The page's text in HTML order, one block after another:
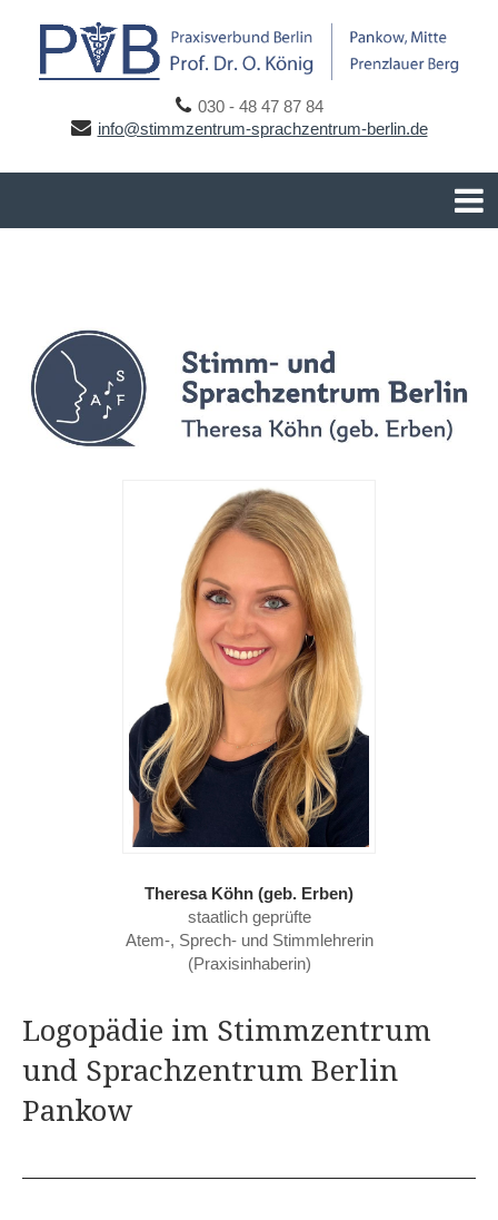
030 - 48 47 87 84
info@stimmzentrum-sprachzentrum-berlin.de
Theresa Köhn (geb. Erben)
staatlich geprüfte
Atem-, Sprech- und Stimmlehrerin
(Praxisinhaberin)
Logopädie im Stimmzentrum
und Sprachzentrum Berlin
Pankow